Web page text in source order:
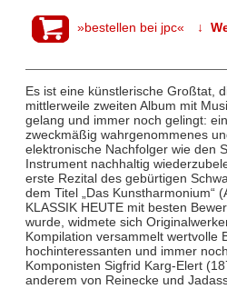
»bestellen bei jpc« ↓
Es ist eine künstlerische Großtat,
mittlerweile zweiten Album mit
gelang und immer noch gelingt:
zweckmäßig wahrgenommenes
elektronische Nachfolger wie den
Instrument nachhaltig
erste Rezital des gebürtigen
dem Titel „Das Kunstharmonium“
KLASSIK HEUTE mit besten
wurde, widmete sich
Kompilation versammelt wertvolle
hochinteressanten und immer
Komponisten Sigfrid Karg-Elert
anderem von Reinecke und